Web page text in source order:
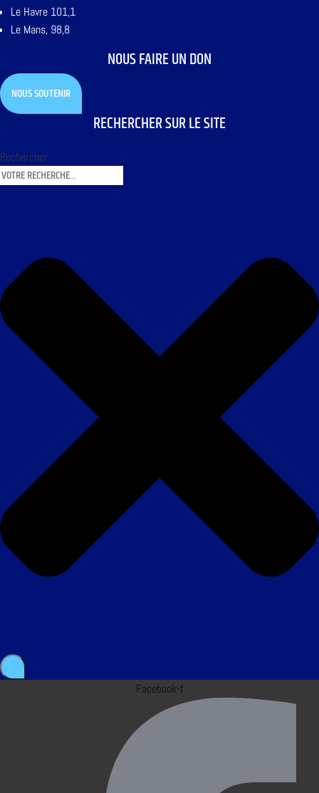
Le Havre 101,1
Le Mans, 98,8
NOUS FAIRE UN DON
NOUS SOUTENIR
RECHERCHER SUR LE SITE
Rechercher
Facebook-f